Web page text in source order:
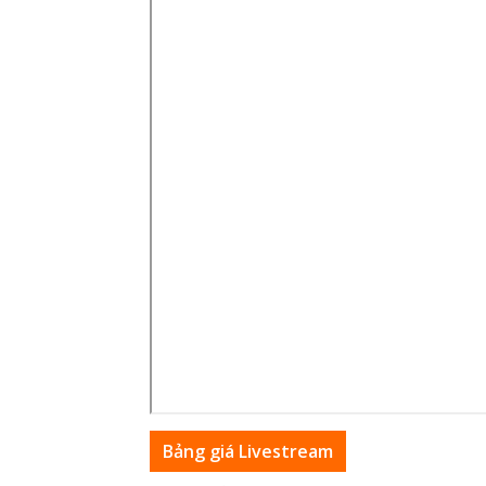
Bảng giá Livestream